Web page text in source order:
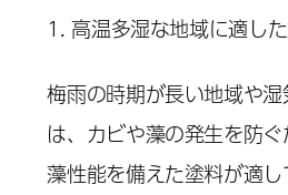
1. 高温多湿な地域に適し
梅雨の時期が長い地域や
は、カビや藻の発生を防
藻性能を備えた塗料が適